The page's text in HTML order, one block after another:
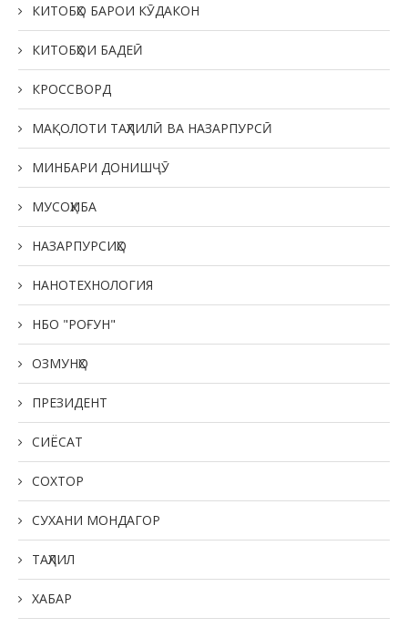
КИТОБҲО БАРОИ КӮДАКОН
КИТОБҲОИ БАДЕӢ
КРОССВОРД
МАҚОЛОТИ ТАҲЛИЛӢ ВА НАЗАРПУРСӢ
МИНБАРИ ДОНИШҶӮ
МУСОҲИБА
НАЗАРПУРСИҲО
НАНОТЕХНОЛОГИЯ
НБО "РОҒУН"
ОЗМУНҲО
ПРЕЗИДЕНТ
СИЁСАТ
СОХТОР
СУХАНИ МОНДАГОР
ТАҲЛИЛ
ХАБАР